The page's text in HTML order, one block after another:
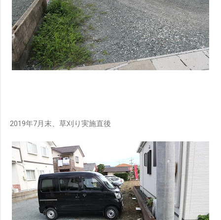
2019年7月末、草刈り実施直後